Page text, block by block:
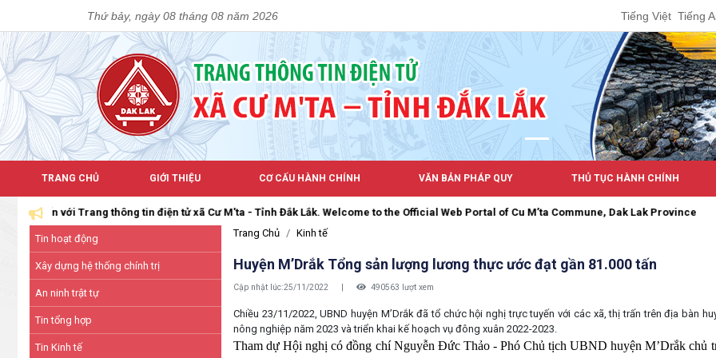
Thứ bảy, ngày 08 tháng 08 năm 2026 Tiếng Việt Tiếng
TRANG CHỦ GIỚI THIỆU CƠ CẤU HÀNH CHÍNH VĂN BẢN PHÁP QUY THỦ TỤC HÀNH CHÍNH
Trang thông tin điện tử xã Cư M'ta - Tỉnh Đắk Lắk. Welcome to the Official Web Portal of Cu M’ta Commune, Dak Lak Province
Tin hoạt động
Xây dựng hệ thống chính trị
An ninh trật tự
Tin tổng hợp
Tin Kinh tế
Trang Chủ Kinh tế
Huyện M’Drắk Tổng sản lượng lương thực ước đạt gần 81.000 tấn
Cập nhật lúc:25/11/2022 | 490563 lượt xem
Chiều 23/11/2022, UBND huyện M’Drắk đã tổ chức hội nghị trực tuyến với các xã, thị trấn trên địa bàn
nông nghiệp năm 2023 và triển khai kế hoạch vụ đông xuân 2022-2023.
Tham dự Hội nghị có đồng chí Nguyễn Đức Thảo - Phó Chủ tịch UBND huyện M’Drắk chủ